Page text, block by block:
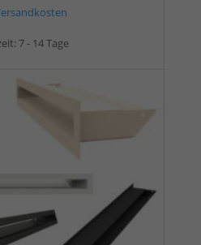
7 - 14 Tage